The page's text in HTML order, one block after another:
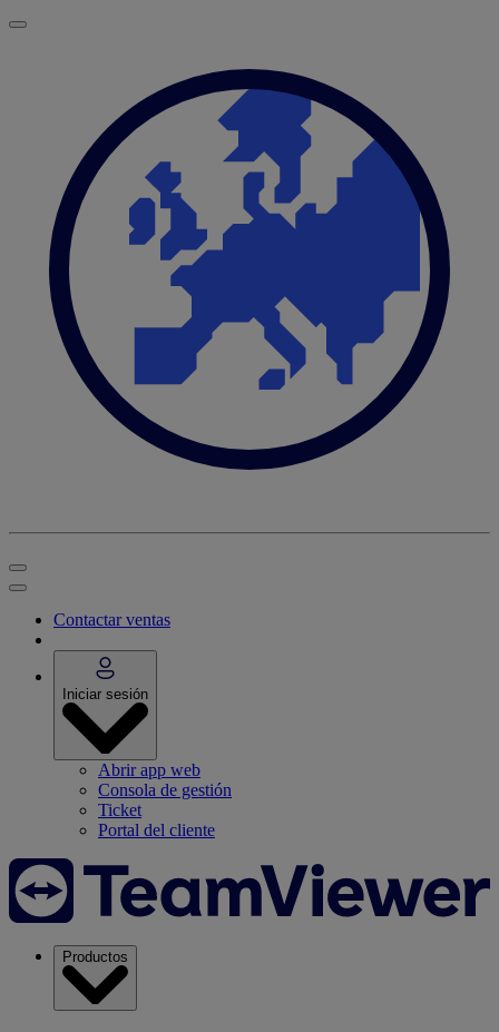
Contactar ventas
Iniciar sesión
Abrir app web
Consola de gestión
Ticket
Portal del cliente
Productos